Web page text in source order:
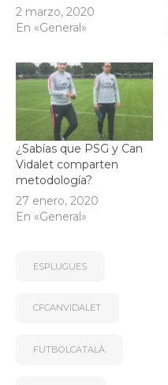
2 marzo, 2020
En «General»
¿Sabías que PSG y Can
Vidalet comparten
metodología?
27 enero, 2020
En «General»
ESPLUGUES
CFCANVIDALET
FUTBOLCATALÀ